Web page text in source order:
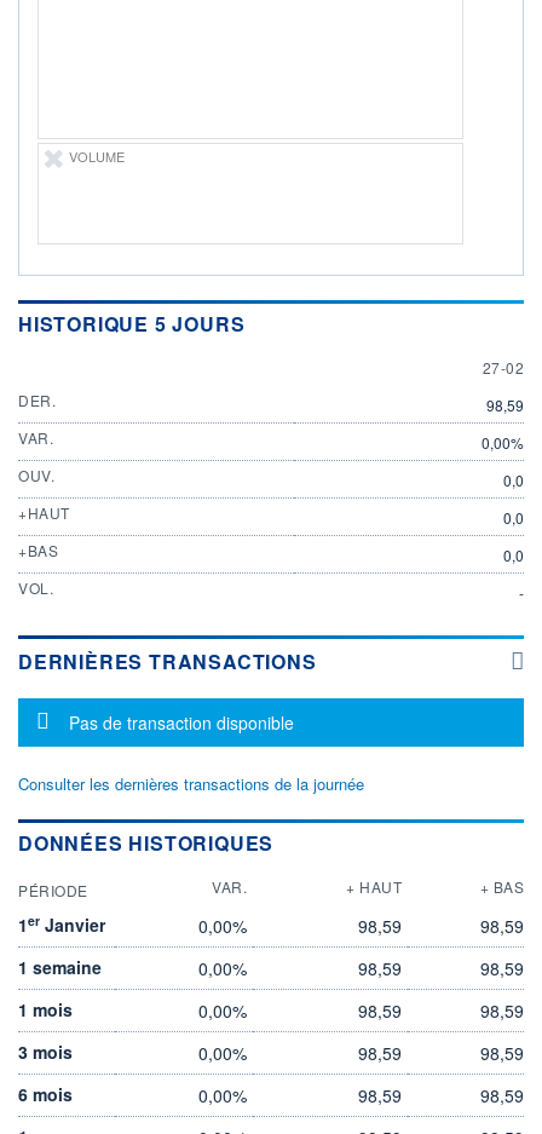
VOLUME
HISTORIQUE 5 JOURS
27
27-02
DER.
98,59
VAR.
0,00%
OUV.
0,0
+HAUT
0,0
+BAS
0,0
VOL.
-
DERNIÈRES TRANSACTIONS
Message d'information
Pas de transaction disponible
Consulter les dernières transactions de la journée
DONNÉES HISTORIQUES
PÉRIODE VAR. + HAUT + BAS
1er Janvier 0,00% 98,59
98,59
1 semaine
0,00% 98,59
98,59
1 mois
0,00% 98,59
98,59
3 mois
0,00% 98,59
98,59
6 mois
0,00% 98,59
98,59